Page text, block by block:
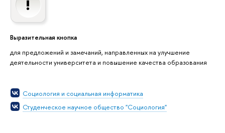
Выразительная кнопка
для предложений и замечаний, направленных на улучшение
деятельности университета и повышение качества образования
Социология и социальная информатика
Студенческое научное общество "Социология"